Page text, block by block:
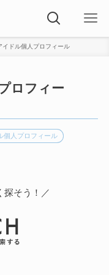
イドル個人プロフィール
ロフィー
個人プロフィール
探そう！／